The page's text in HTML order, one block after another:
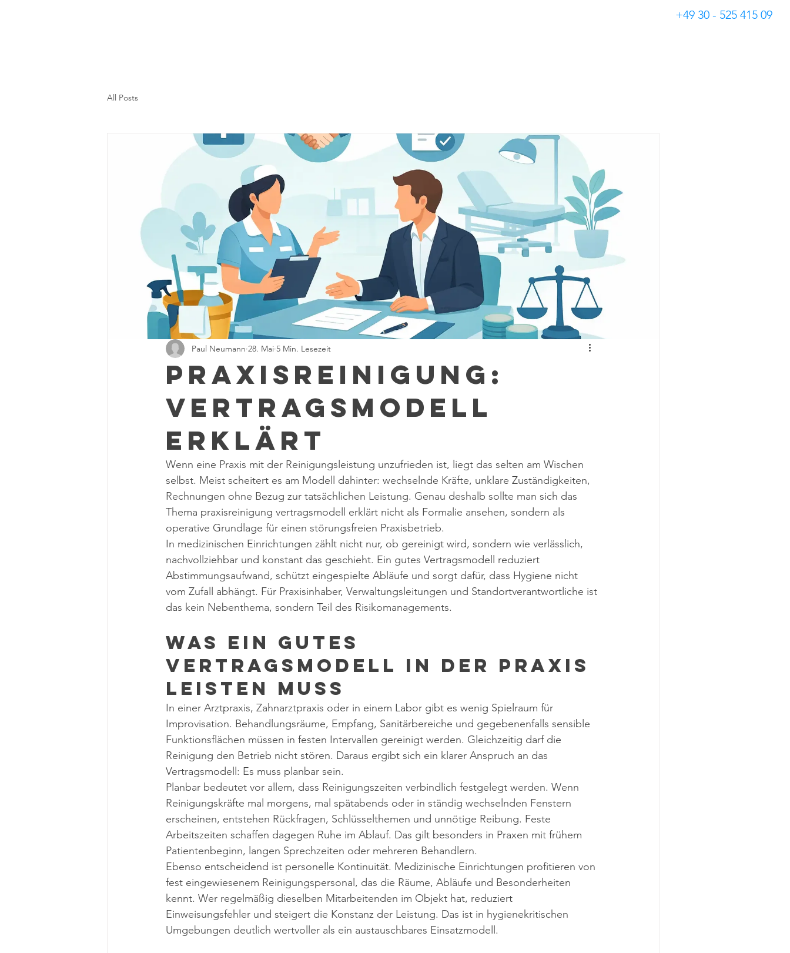
+49 30 - 525 415 09
All Posts
Praxisreinigung:
Vertragsmodell
erklärt
Paul Neumann 28. Mai 5 Min. Lesezeit
Wenn eine Praxis mit der Reinigungsleistung unzufrieden ist, liegt das selten am Wischen
selbst. Meist scheitert es am Modell dahinter: wechselnde Kräfte, unklare Zuständigkeiten,
Rechnungen ohne Bezug zur tatsächlichen Leistung. Genau deshalb sollte man sich das
Thema praxisreinigung vertragsmodell erklärt nicht als Formalie ansehen, sondern als
operative Grundlage für einen störungsfreien Praxisbetrieb.
In medizinischen Einrichtungen zählt nicht nur, ob gereinigt wird, sondern wie verlässlich,
nachvollziehbar und konstant das geschieht. Ein gutes Vertragsmodell reduziert
Abstimmungsaufwand, schützt eingespielte Abläufe und sorgt dafür, dass Hygiene nicht
vom Zufall abhängt. Für Praxisinhaber, Verwaltungsleitungen und Standortverantwortliche ist
das kein Nebenthema, sondern Teil des Risikomanagements.
Was ein gutes
Vertragsmodell in der Praxis
leisten muss
In einer Arztpraxis, Zahnarztpraxis oder in einem Labor gibt es wenig Spielraum für
Improvisation. Behandlungsräume, Empfang, Sanitärbereiche und gegebenenfalls sensible
Funktionsflächen müssen in festen Intervallen gereinigt werden. Gleichzeitig darf die
Reinigung den Betrieb nicht stören. Daraus ergibt sich ein klarer Anspruch an das
Vertragsmodell: Es muss planbar sein.
Planbar bedeutet vor allem, dass Reinigungszeiten verbindlich festgelegt werden. Wenn
Reinigungskräfte mal morgens, mal spätabends oder in ständig wechselnden Fenstern
erscheinen, entstehen Rückfragen, Schlüsselthemen und unnötige Reibung. Feste
Arbeitszeiten schaffen dagegen Ruhe im Ablauf. Das gilt besonders in Praxen mit frühem
Patientenbeginn, langen Sprechzeiten oder mehreren Behandlern.
Ebenso entscheidend ist personelle Kontinuität. Medizinische Einrichtungen profitieren von
fest eingewiesenem Reinigungspersonal, das die Räume, Abläufe und Besonderheiten
kennt. Wer regelmäßig dieselben Mitarbeitenden im Objekt hat, reduziert
Einweisungsfehler und steigert die Konstanz der Leistung. Das ist in hygienekritischen
Umgebungen deutlich wertvoller als ein austauschbares Einsatzmodell.